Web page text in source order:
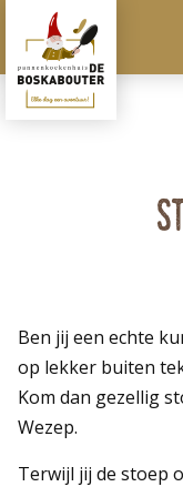
Ben jij een echte
op lekker buiten
Kom dan gezellig
Wezep.
Terwijl jij de stoep